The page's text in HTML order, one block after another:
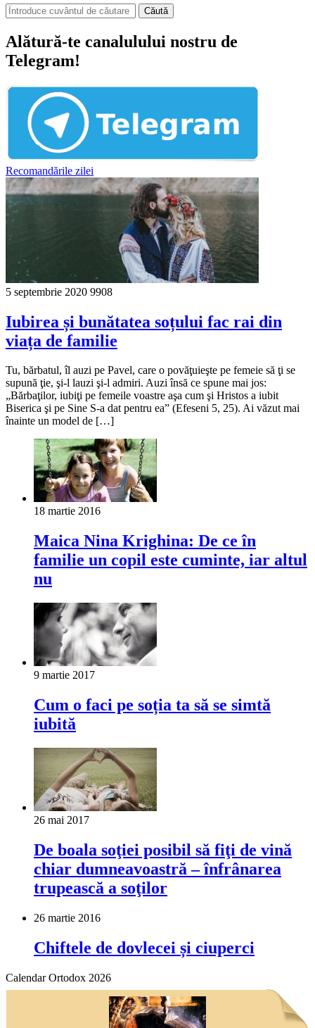
Căută
Alătură-te canalulului nostru de
Telegram!
Recomandările zilei
5 septembrie 2020 9908
Iubirea și bunătatea soțului fac rai din
viața de familie
Tu, bărbatul, îl auzi pe Pavel, care o povăţuieşte pe femeie să ţi se
supună ţie, şi-l lauzi şi-l admiri. Auzi însă ce spune mai jos:
„Bărbaţilor, iubiţi pe femeile voastre aşa cum şi Hristos a iubit
Biserica şi pe Sine S-a dat pentru ea” (Efeseni 5, 25). Ai văzut mai
înainte un model de […]
18 martie 2016
Maica Nina Krighina: De ce în
familie un copil este cuminte, iar altul
nu
9 martie 2017
Cum o faci pe soția ta să se simtă
iubită
26 mai 2017
De boala soţiei posibil să fiţi de vină
chiar dumneavoastră – înfrânarea
trupească a soţilor
26 martie 2016
Chiftele de dovlecei și ciuperci
Calendar Ortodox 2026